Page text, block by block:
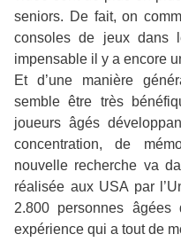
seniors. De fait, on
consoles de jeux dans
impensable il y a encore
Et d’une manière
semble être très
joueurs âgés
concentration, de
nouvelle recherche va
réalisée aux USA par
2.800 personnes
expérience qui a tout de